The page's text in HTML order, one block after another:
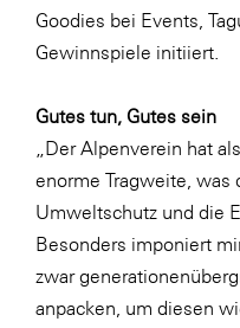
Goodies bei Events,
Gewinnspiele initiiert.
Gutes tun, Gutes sein
„Der Alpenverein hat
enorme Tragweite, was
Umweltschutz und die
Besonders imponiert
zwar
anpacken, um diesen